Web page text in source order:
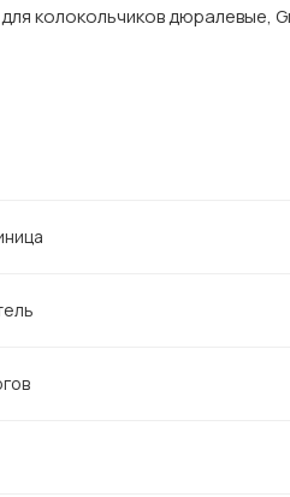
колокольчиков дюралевые,